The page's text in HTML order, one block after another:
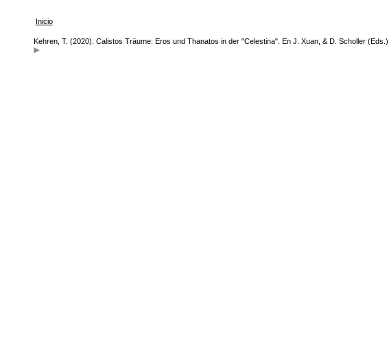
Inicio
Kehren, T. (2020). Calistos Träume: Eros und Thanatos in der "Celestina". En J. Xuan, & D. Scholler (Eds.),